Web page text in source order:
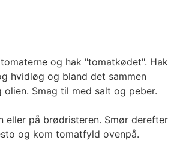
og hak "tomatkødet". Hak
hvidløg og bland det sammen
olien. Smag til med salt og peber.
eller på brødristeren. Smør derefter
og kom tomatfyld ovenpå.